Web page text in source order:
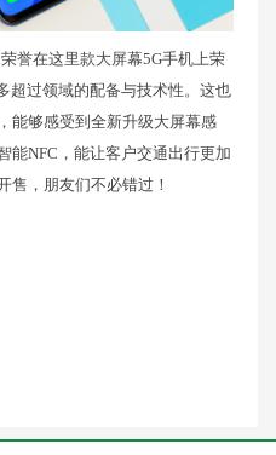
誉在这里款大屏幕5G手机上荣
超过领域的配备与技术性。这也
能够感受到全新升级大屏幕感
能NFC，能让客户交通出行更加
售，朋友们不必错过！